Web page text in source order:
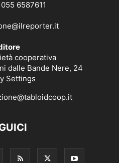
6587611
cooperativa
dalle Bande Nere, 24
Settings